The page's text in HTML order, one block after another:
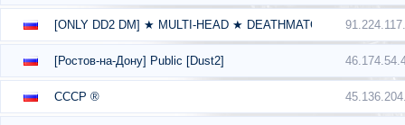
[ONLY DD2 DM] ★ MULTI-HEAD ★ DEATHMATCH ★ 1s1k
[Ростов-на-Дону] Public [Dust2]
СССР ®